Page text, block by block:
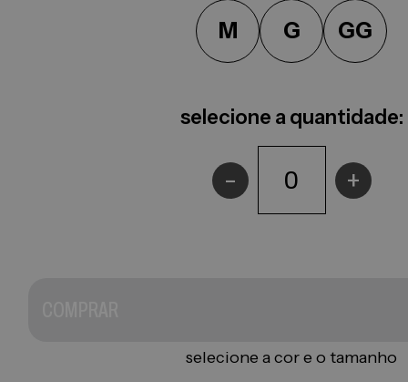
M G GG
selecione a quantidade:
- +
selecione a cor e o tamanho